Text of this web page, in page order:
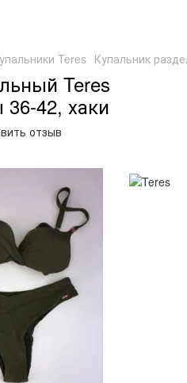
Teres Купальник
Teres
42, хаки
отзыв